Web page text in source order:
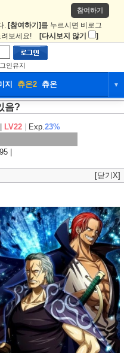
참여하기
. [참여하기] 를 누르시면 비로그
려보세요! [다시보지 않기 ]
인유지
지 츄온2 츄온 ▼
커뮤니티
츄온2
음?
LV22 Exp.23%
|
[닫기X]